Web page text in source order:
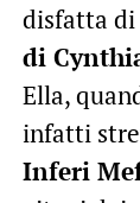
disfatta di
di
Ella,
infatti
Inferi